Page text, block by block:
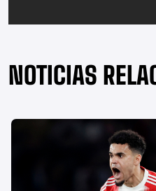
NOTICIAS